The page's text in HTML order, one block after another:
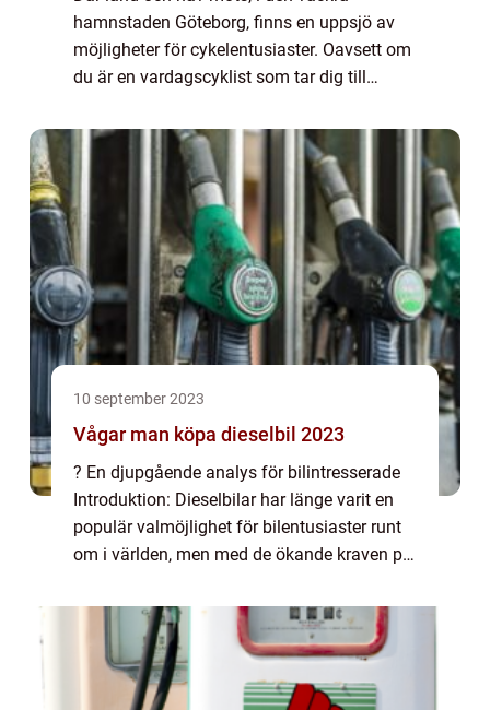
hamnstaden Göteborg, finns en uppsjö av
möjligheter för cykelentusiaster. Oavsett om
du är en vardagscyklist som tar dig till
senaste...
10 september 2023
Vågar man köpa dieselbil 2023
? En djupgående analys för bilintresserade
Introduktion: Dieselbilar har länge varit en
populär valmöjlighet för bilentusiaster runt
om i världen, men med de ökande kraven på
populariteten hos elbilar uppstår fr...